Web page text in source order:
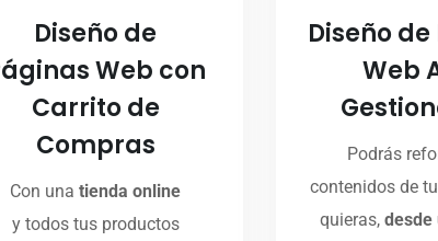
Diseño de
Web con
Carrito de
Compras
Con una tienda online
y todos tus productos
Diseño
Web
Podrás
contenidos de
quieras, desde